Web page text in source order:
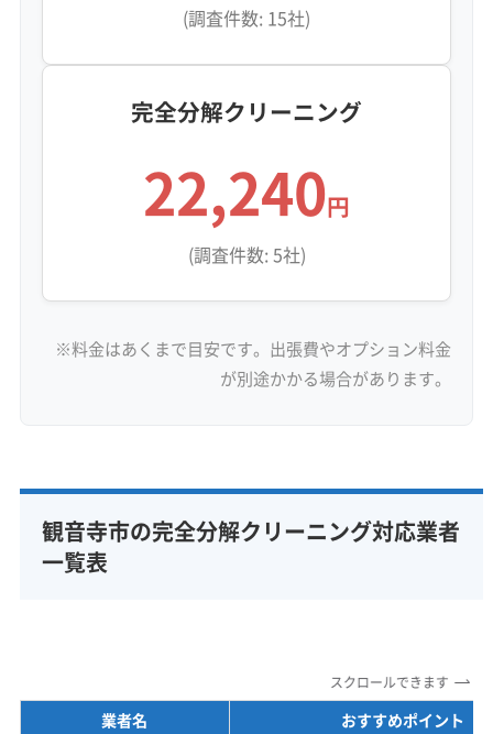
(調査件数: 15社)
完全分解クリーニング
22,240円
(調査件数: 5社)
※料金はあくまで目安です。出張費やオプション料金
が別途かかる場合があります。
観音寺市の完全分解クリーニング対応業者
一覧表
スクロールできます
業者名 おすすめポイント